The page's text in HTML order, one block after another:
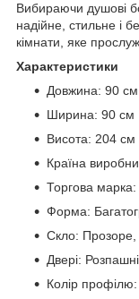
Вибираючи душові
надійне, стильне і
кімнати, яке
Характеристики
Довжина: 90 см
Ширина: 90 см
Висота: 204 см
Країна
Торгова
Форма:
Скло:
Двері: Розпашні
Колір